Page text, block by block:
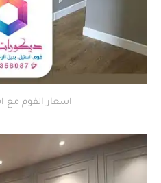
اسعار الفوم مع